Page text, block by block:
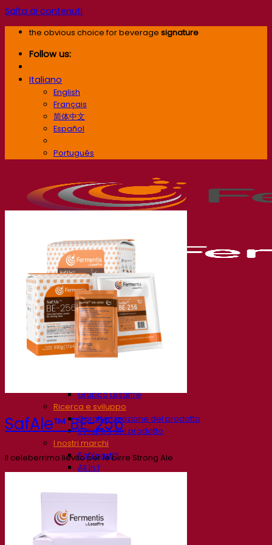
Salta ai contenuti
the obvious choice for beverage signature
Follow us:
Italiano
English
Français
简体中文
Español
Português
La nostra azienda
Chi siamo
Esperto di fermentazione
Il Campus Fermentis
Gruppo Lesaffre
Ricerca e sviluppo
Caratterizzazione del prodotto
Sviluppo del prodotto
I nostri marchi
SafYeast™
All In 1
Altri servizi
Degustazioni di bevande
Soluzioni per la fermentazione
Birra
SafAle™ BE-256
Il celeberrimo lievito per le birre Strong Ale